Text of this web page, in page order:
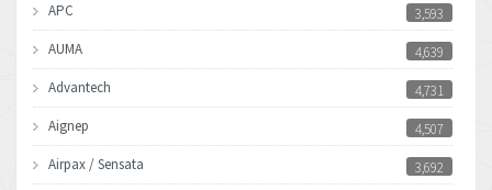
APC
3,593
AUMA
4,639
Advantech
4,731
Aignep
4,507
Airpax / Sensata
3,692